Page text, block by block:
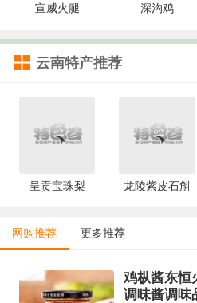
宣威火腿 深沟鸡
云南特产推荐
呈贡宝珠梨 龙陵紫皮石斛
网购推荐 更多推荐
鸡枞酱东恒
调味酱调味